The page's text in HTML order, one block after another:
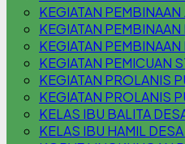
KEGIATAN PEMBINAAN
KEGIATAN
KEGIATAN
KEGIATAN PEMICUAN
KEGIATAN PROLANIS
KEGIATAN PROLANIS
KELAS IBU BALITA
KELAS IBU HAMIL